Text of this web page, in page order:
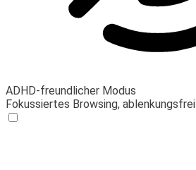
ADHD-freundlicher Modus
Fokussiertes Browsing, ablenkungsfrei